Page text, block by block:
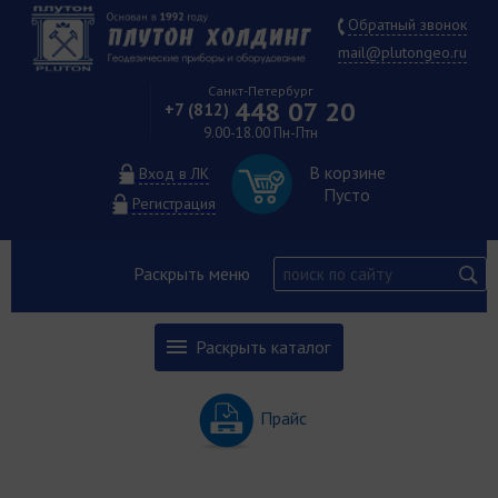
Обратный звонок
mail@plutongeo.ru
Санкт-Петербург
+7 (812) 448 07 20
9.00-18.00 Пн-Птн
Вход в ЛК
Регистрация
В корзине
Пусто
Раскрыть меню
Раскрыть каталог
Прайс